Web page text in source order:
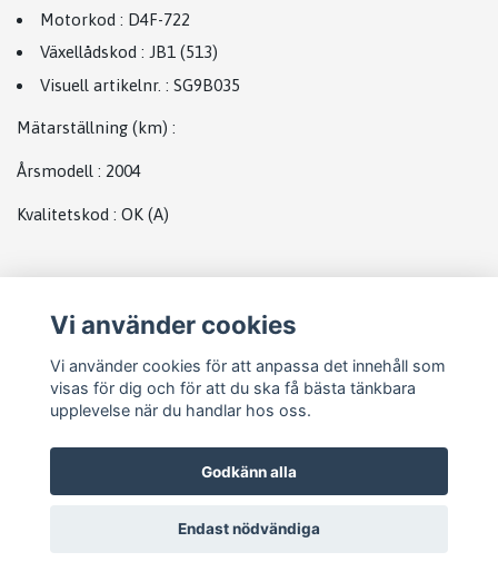
Motorkod : D4F-722
Växellådskod : JB1 (513)
Visuell artikelnr. : SG9B035
Mätarställning (km) :
Årsmodell : 2004
Kvalitetskod : OK (A)
Vi använder cookies
Vi använder cookies för att anpassa det innehåll som
visas för dig och för att du ska få bästa tänkbara
upplevelse när du handlar hos oss.
Godkänn alla
Endast nödvändiga